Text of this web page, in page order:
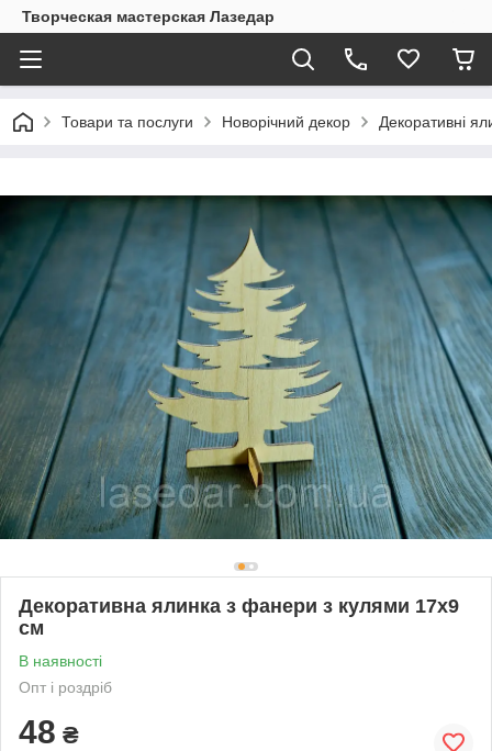
Творческая мастерская Лазедар
Товари та послуги Новорічний декор Декоративні
Декоративна ялинка з фанери з кулями 17х9
см
В наявності
Опт і роздріб
48 ₴